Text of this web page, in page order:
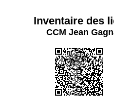
Inventaire des
CCM Jean